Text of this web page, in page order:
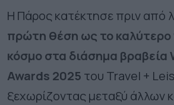
Η Πάρος κατέκτησε πριν από
πρώτη θέση ως το καλύτερο
κόσμο στα διάσημα βραβεία
Awards 2025 του Travel +
ξεχωρίζοντας μεταξύ άλλων